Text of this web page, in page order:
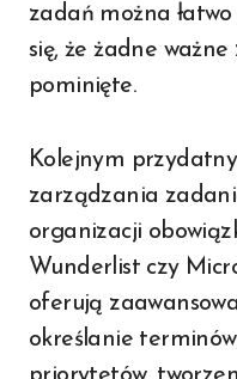
zadań można
się, że żadne
pominięte.
Kolejnym
zarządzania
organizacji
Wunderlist czy
oferują
określanie